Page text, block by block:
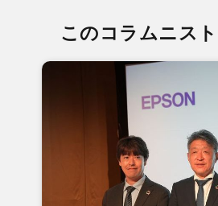
このコラムニス